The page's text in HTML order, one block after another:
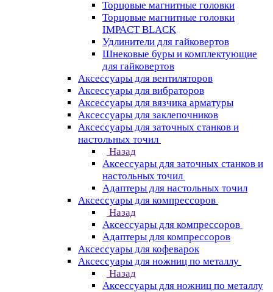
Торцовые магнитные головки
Торцовые магнитные головки
IMPACT BLACK
Удлинители для гайковертов
Шнековые буры и комплектующие
для гайковертов
Аксессуары для вентиляторов
Аксессуары для вибраторов
Аксессуары для вязчика арматуры
Аксессуары для заклепочников
Аксессуары для заточных станков и
настольных точил
Назад
Аксессуары для заточных станков и
настольных точил
Адаптеры для настольных точил
Аксессуары для компрессоров
Назад
Аксессуары для компрессоров
Адаптеры для компрессоров
Аксессуары для кофеварок
Аксессуары для ножниц по металлу
Назад
Аксессуары для ножниц по металлу